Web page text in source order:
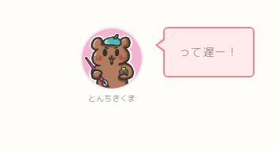
とんちきくま
って遅ー！